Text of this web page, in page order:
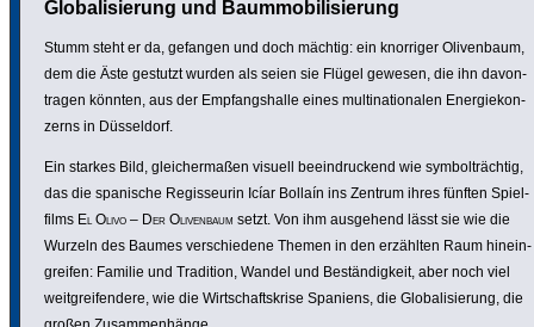
Globalisierung und Baummobilisierung
Stumm steht er da, gefangen und doch mächtig: ein knorriger Oliven­baum,
dem die Äste gestutzt wurden als seien sie Flügel gewesen, die ihn davon­
tragen könnten, aus der Empfangs­halle eines multi­na­tio­nalen Ener­gie­kon­
zerns in Düssel­dorf.
Ein starkes Bild, glei­cher­maßen visuell beein­dru­ckend wie symbol­trächtig,
das die spanische Regis­seurin Icíar Bollaín ins Zentrum ihres fünften Spiel­
films El Olivo – Der Oliven­baum setzt. Von ihm ausgehend lässt sie wie die
Wurzeln des Baumes verschie­dene Themen in den erzählten Raum hinein­
greifen: Familie und Tradition, Wandel und Bestän­dig­keit, aber noch viel
weit­grei­fen­dere, wie die Wirt­schafts­krise Spaniens, die Globa­li­sie­rung, die